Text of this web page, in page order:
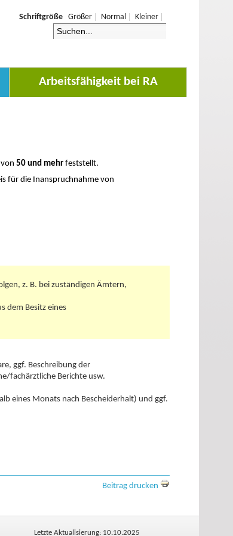
Arbeitsfähigkeit bei RA
Schriftgröße Größer Normal Kleiner
von50 und mehr feststellt.
für die Inanspruchnahme von
z. B. bei zuständigen Ämtern,
dem Besitz eines
ggf. Beschreibung der
fachärztliche Berichte usw.
eines Monats nach Bescheiderhalt) und ggf.
Beitrag drucken
Letzte Aktualisierung: 10.10.2025